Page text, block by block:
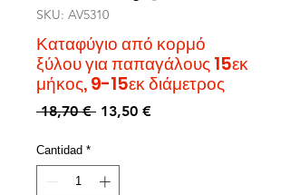
SKU: AV5310
Καταφύγιο από κορμό
ξύλου για παπαγάλους 15εκ
μήκος, 9-15εκ διάμετρος
18,70 € Precio
13,50 €Precio
Cantidad *